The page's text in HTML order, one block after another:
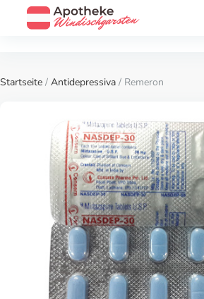
Startseite / Antidepressiva / Remeron